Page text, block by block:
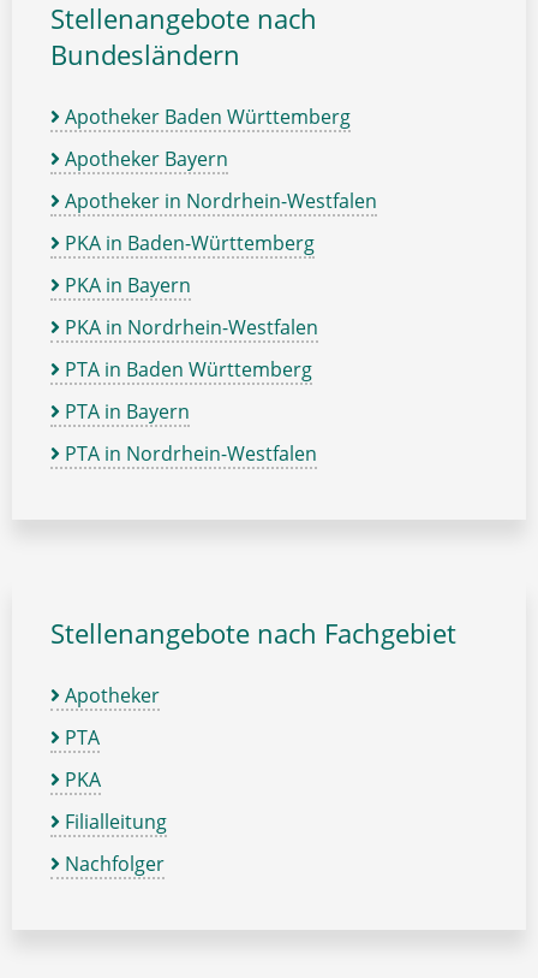
Stellenangebote nach
Bundesländern
Apotheker Baden Württemberg
Apotheker Bayern
Apotheker in Nordrhein-Westfalen
PKA in Baden-Württemberg
PKA in Bayern
PKA in Nordrhein-Westfalen
PTA in Baden Württemberg
PTA in Bayern
PTA in Nordrhein-Westfalen
Stellenangebote nach Fachgebiet
Apotheker
PTA
PKA
Filialleitung
Nachfolger